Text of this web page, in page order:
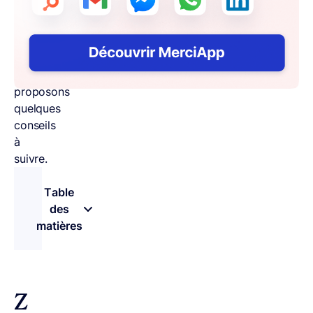
prospects,
vous
proposons
quelques
conseils
à
suivre.
Table
des
matières
Z